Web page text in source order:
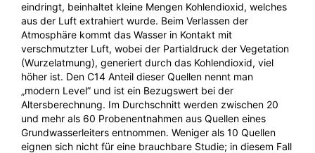
eindringt, beinhaltet kleine Mengen Kohlendioxid, welches
aus der Luft extrahiert wurde. Beim Verlassen der
Atmosphäre kommt das Wasser in Kontakt mit
verschmutzter Luft, wobei der Partialdruck der Vegetation
(Wurzelatmung), generiert durch das Kohlendioxid, viel
höher ist. Den C14 Anteil dieser Quellen nennt man
„modern Level” und ist ein Bezugswert bei der
Altersberechnung. Im Durchschnitt werden zwischen 20
und mehr als 60 Probenentnahmen aus Quellen eines
Grundwasserleiters entnommen. Weniger als 10 Quellen
eignen sich nicht für eine brauchbare Studie; in diesem Fall